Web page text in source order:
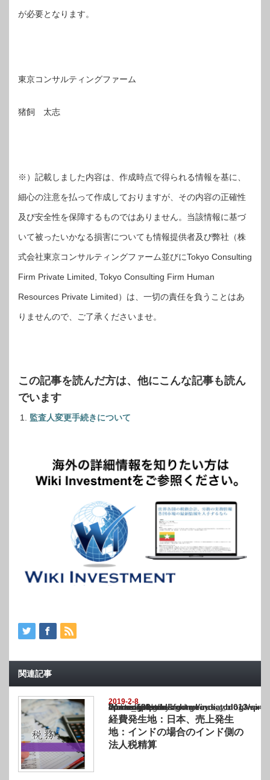
が必要となります。
東京コンサルティングファーム
猪飼 太志
※）記載しました内容は、作成時点で得られる情報を基に、
細心の注意を払って作成しておりますが、その内容の正確性
及び安全性を保障するものではありません。当該情報に基づ
いて被ったいかなる損害についても情報提供者及び弊社（株
式会社東京コンサルティングファーム並びにTokyo Consulting
Firm Private Limited, Tokyo Consulting Firm Human
Resources Private Limited）は、一切の責任を負うことはあ
りませんので、ご了承くださいませ。
この記事を読んだ方は、他にこんな記事も読ん
でいます
監査人変更手続きについて
関連記事
2019-2-8
Warning
: Undefined array key "show_category" in
/home/netst/kuno-cpa.co.jp/public_html/india_blog/wp-content/themes/
on line183
経費発生地：日本、売上発生
地：インドの場合のインド側の
法人税精算